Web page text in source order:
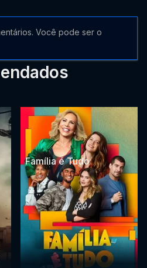
Você pode ser o
Família é Tudo